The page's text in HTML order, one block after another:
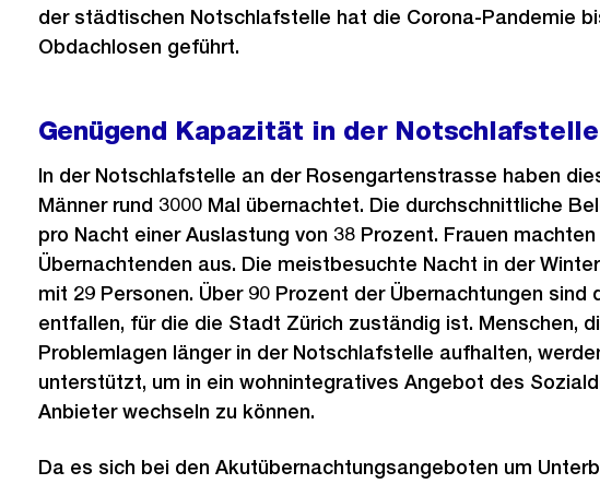
der städtischen Notschlafstelle hat die Corona-Pandemie
Obdachlosen geführt.
Genügend Kapazität in der Notschlafstelle
In der Notschlafstelle an der Rosengartenstrasse haben
Männer rund 3000 Mal übernachtet. Die durchschnittliche
pro Nacht einer Auslastung von 38 Prozent. Frauen
Übernachtenden aus. Die meistbesuchte Nacht in der
mit 29 Personen. Über 90 Prozent der Übernachtungen sind
entfallen, für die die Stadt Zürich zuständig ist. Menschen,
Problemlagen länger in der Notschlafstelle aufhalten,
unterstützt, um in ein wohnintegratives Angebot des
Anbieter wechseln zu können.
Da es sich bei den Akutübernachtungsangeboten um